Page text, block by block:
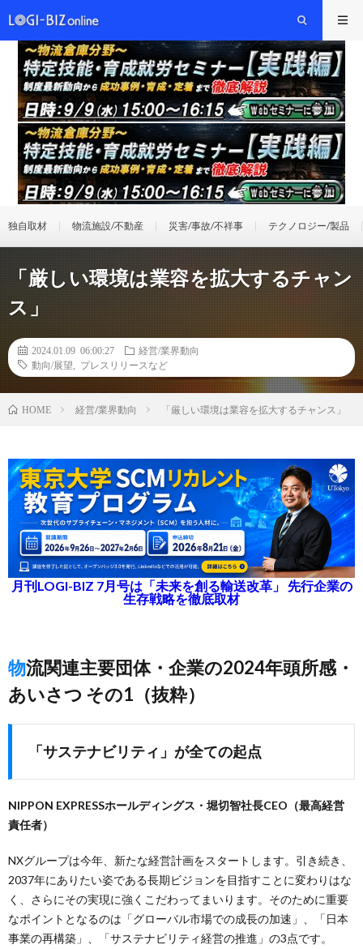
独自取材 物流施設/不動産 災害/事故/不祥事 テクノロジー/製品
「厳しい環境は業容を拡大するチャン
ス」
2024.01.09 06:00:27
経営/業界動向
動向/展望
プレスリリースなど
HOME 経営/業界動向 「厳しい環境は業容を拡大するチャンス」
月刊LOGI-BIZ 7月号は「未来を創る輸送改革」 先行企業の
生存戦略を徹底取材
物流関連主要団体・企業の2024年頭所感・
あいさつ その1（抜粋）
「サステナビリティ」が全ての起点
NIPPON EXPRESSホールディングス・堀切智社長CEO（最高経営
責任者）
NXグループは今年、新たな経営計画をスタートします。引き続き、
2037年にありたい姿である長期ビジョンを目指すことに変わりはな
く、さらにその実現に強くこだわってまいります。そのために重要
なポイントとなるのは「グローバル市場での成長の加速」、「日本
事業の再構築」、「サステナビリティ経営の推進」の3点です。